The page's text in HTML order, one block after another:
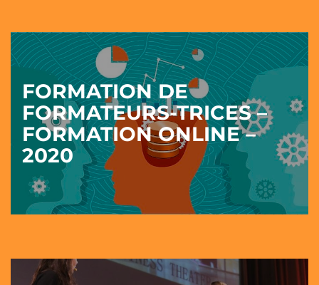
FORMATION DE
FORMATEURS-TRICES –
FORMATION ONLINE –
2020